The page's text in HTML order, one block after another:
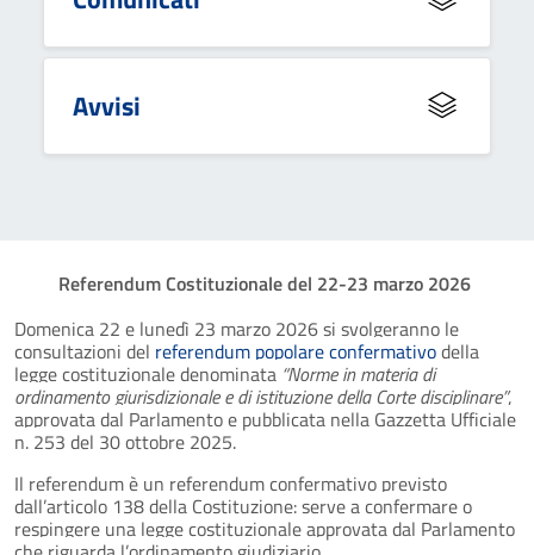
Avvisi
Referendum Costituzionale del 22-23 marzo 2026
Domenica 22 e lunedì 23 marzo 2026 si svolgeranno le
consultazioni del referendum popolare confermativodella
legge costituzionale denominata “Norme in materia di
ordinamento giurisdizionale e di istituzione della Corte disciplinare”,
approvata dal Parlamento e pubblicata nella Gazzetta Ufficiale
n. 253 del 30 ottobre 2025.
Il referendum è un referendum confermativo previsto
dall’articolo 138 della Costituzione: serve a confermare o
respingere una legge costituzionale approvata dal Parlamento